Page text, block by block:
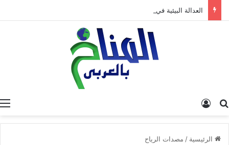
البحث عن
الرئيسية / مصدات الرياح